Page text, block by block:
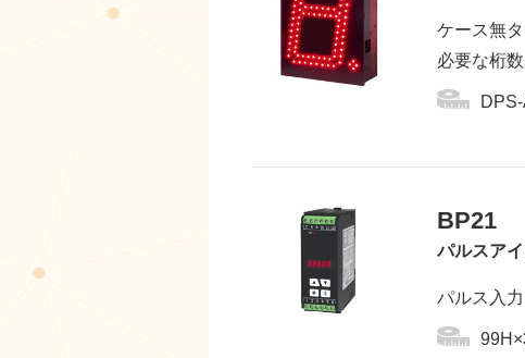
ケース無
必要な桁
BP21
パルスア
パルス入